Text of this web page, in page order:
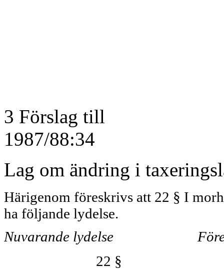
3 Förslag till
1987/88:34
Lag om ändring i
Härigenom föreskrivs att 22 § I
ha följande lydelse.
Nuvarande lydelse
22 §